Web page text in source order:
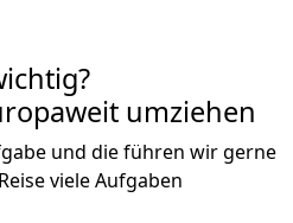
umziehen
und die führen wir gerne
viele Aufgaben